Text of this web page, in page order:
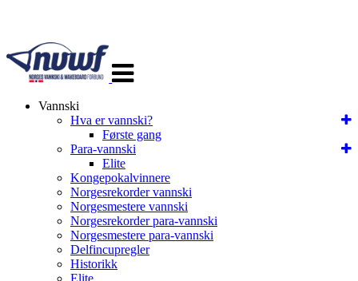
navigasjon
Vannski
Hva er vannski?
Første gang
Para-vannski
Elite
Kongepokalvinnere
Norgesrekorder vannski
Norgesmestere vannski
Norgesrekorder para-vannski
Norgesmestere para-vannski
Delfincupregler
Historikk
Elite